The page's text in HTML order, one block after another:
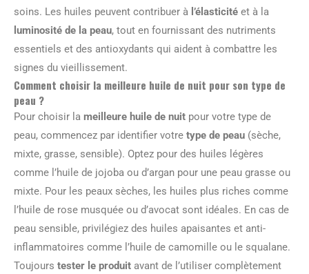
soins. Les huiles peuvent contribuer à l’élasticité et à la
luminosité de la peau, tout en fournissant des nutriments
essentiels et des antioxydants qui aident à combattre les
signes du vieillissement.
Comment choisir la meilleure huile de nuit pour son type de
peau ?
Pour choisir la meilleure huile de nuit pour votre type de
peau, commencez par identifier votre type de peau (sèche,
mixte, grasse, sensible). Optez pour des huiles légères
comme l’huile de jojoba ou d’argan pour une peau grasse ou
mixte. Pour les peaux sèches, les huiles plus riches comme
l’huile de rose musquée ou d’avocat sont idéales. En cas de
peau sensible, privilégiez des huiles apaisantes et anti-
inflammatoires comme l’huile de camomille ou le squalane.
Toujours tester le produit avant de l’utiliser complètement